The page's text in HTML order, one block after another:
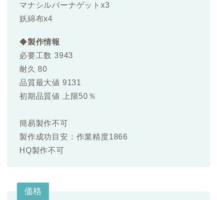
マナシルバーナゲットx3
妖綿布x4
◆製作情報
必要工数 3943
耐久 80
品質最大値 9131
初期品質値 上限50％
簡易製作不可
製作成功目安：作業精度1866
HQ製作不可
価格